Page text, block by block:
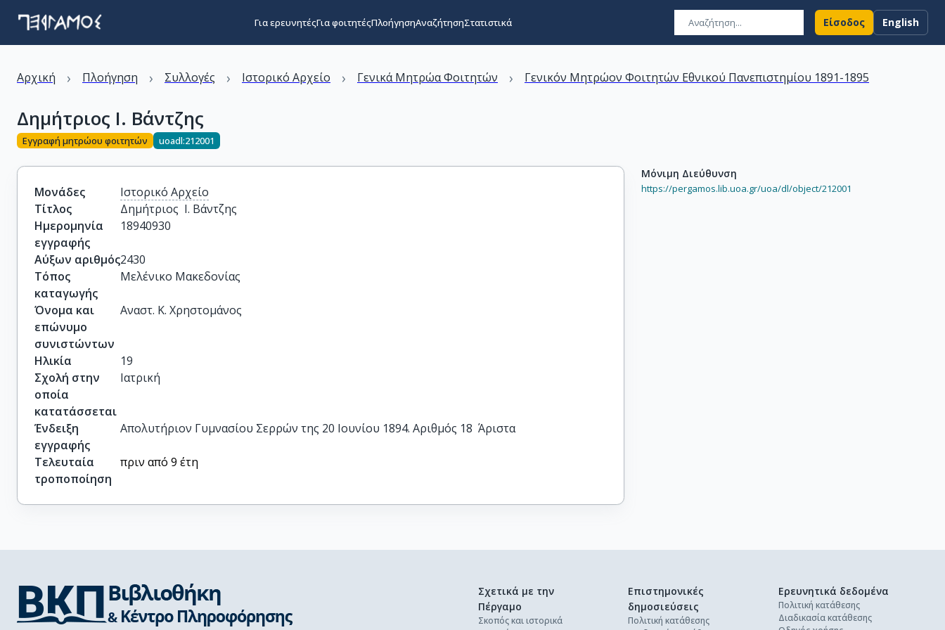
Για ερευνητέςΓια φοιτητέςΠλοήγησηΑναζήτησηΣτατιστικά Είσοδος English
Αρχική › Πλοήγηση › Συλλογές › Ιστορικό Αρχείο › Γενικά Μητρώα Φοιτητών › Γενικόν Μητρώον Φοιτητών Εθνικού Πανεπιστημίου 1891-1895
Δημήτριος Ι. Βάντζης
Εγγραφή μητρώου φοιτητών uoadl:212001
Μονάδες
Ιστορικό Αρχείο
Τίτλος
Δημήτριος  Ι. Βάντζης
Ημερομηνία
εγγραφής
18940930
Αύξων αριθμός2430
Τόπος
καταγωγής
Μελένικο Μακεδονίας
Όνομα και
επώνυμο
συνιστώντων
Αναστ. Κ. Χρηστομάνος
Ηλικία
19
Σχολή στην
οποία
κατατάσσεται
Ιατρική
Ένδειξη
εγγραφής
Απολυτήριον Γυμνασίου Σερρών της 20 Ιουνίου 1894. Αριθμός 18  Άριστα
Τελευταία
τροποποίηση
πριν από 9 έτη
Μόνιμη Διεύθυνση
https://pergamos.lib.uoa.gr/uoa/dl/object/212001
Σχετικά με την
Πέργαμο
Σκοπός και ιστορικά
Επιστημονικές
δημοσιεύσεις
Πολιτική κατάθεσης
Ερευνητικά δεδομένα
Πολιτική κατάθεσης
Διαδικασία κατάθεσης